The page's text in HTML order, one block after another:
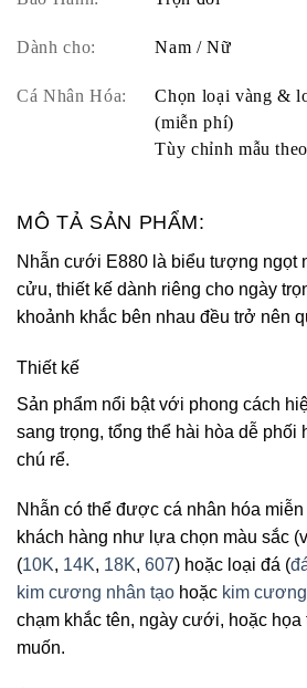
Dành cho: Nam / Nữ
Cá Nhân Hóa:
Chọn loại vàng &
(miễn phí)
Tùy chỉnh mẫu
MÔ TẢ SẢN PHẨM:
Nhẫn cưới E880 là biểu tượng ngọt
cửu, thiết kế dành riêng cho ngày
khoảnh khắc bên nhau đều trở nên
Thiết kế
Sản phẩm nổi bật với phong cách
sang trọng, tổng thể hài hòa dễ phối
chú rể.
Nhẫn có thể được cá nhân hóa
khách hàng như lựa chọn màu sắc
(10K, 14K, 18K, 607) hoặc loại đá (
kim cương nhân tạo hoặc kim
chạm khắc tên, ngày cưới, hoặc họa
muốn.